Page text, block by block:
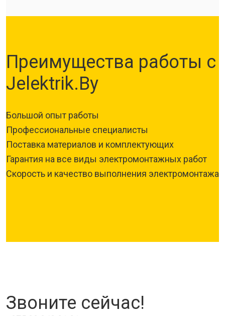
Преимущества работы с
Jelektrik.By
Большой опыт работы
Профессиональные специалисты
Поставка материалов и комплектующих
Гарантия на все виды электромонтажных работ
Скорость и качество выполнения электромонтажа
Звоните сейчас!